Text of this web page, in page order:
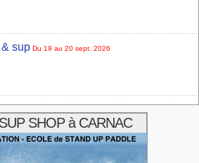
& sup Du 19 au 20 sept. 2026
SHOP à CARNAC